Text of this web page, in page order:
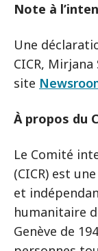
Note à
Une
CICR,
site
À propos du
Le Comité
(CICR) est
et
humanitaire
Genève de